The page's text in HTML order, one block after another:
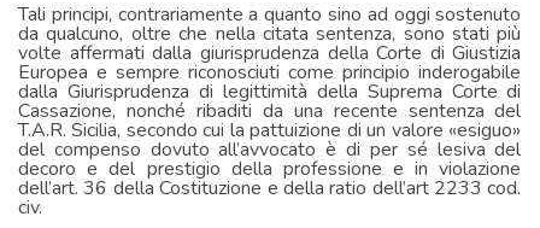
Tali principi, contrariamente a quanto sino ad oggi sostenuto
da qualcuno, oltre che nella citata sentenza, sono stati più
volte affermati dalla giurisprudenza della Corte di Giustizia
Europea e sempre riconosciuti come principio inderogabile
dalla Giurisprudenza di legittimità della Suprema Corte di
Cassazione, nonché ribaditi da una recente sentenza del
T.A.R. Sicilia, secondo cui la pattuizione di un valore «esiguo»
del compenso dovuto all’avvocato è di per sé lesiva del
decoro e del prestigio della professione e in violazione
dell’art. 36 della Costituzione e della ratio dell’art 2233 cod.
civ.